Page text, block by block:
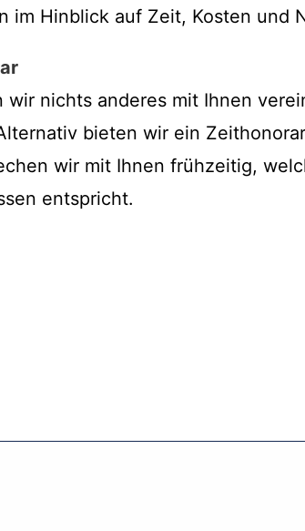
im Hinblick auf Zeit, Kosten und
wir nichts anderes mit Ihnen
bieten wir ein
wir mit Ihnen frühzeitig,
entspricht.